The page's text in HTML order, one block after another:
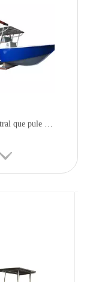
Consola central que pule el barco de aluminio costa afuera